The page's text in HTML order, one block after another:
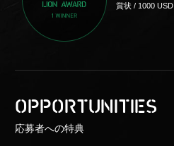
賞状 / 1000 USD
OPPORTUNITIES
応募者への特典